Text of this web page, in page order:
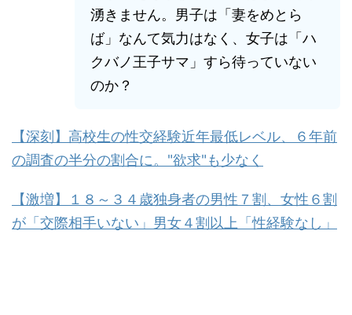
湧きません。男子は「妻をめとら
ば」なんて気力はなく、女子は「ハ
クバノ王子サマ」すら待っていない
のか？
【深刻】高校生の性交経験近年最低レベル、６年前
の調査の半分の割合に。"欲求"も少なく
【激増】１８～３４歳独身者の男性７割、女性６割
が「交際相手いない」男女４割以上「性経験なし」